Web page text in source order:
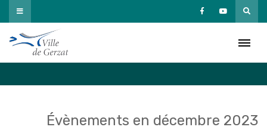
Passer
au
contenu
Évènements en décembre 2023